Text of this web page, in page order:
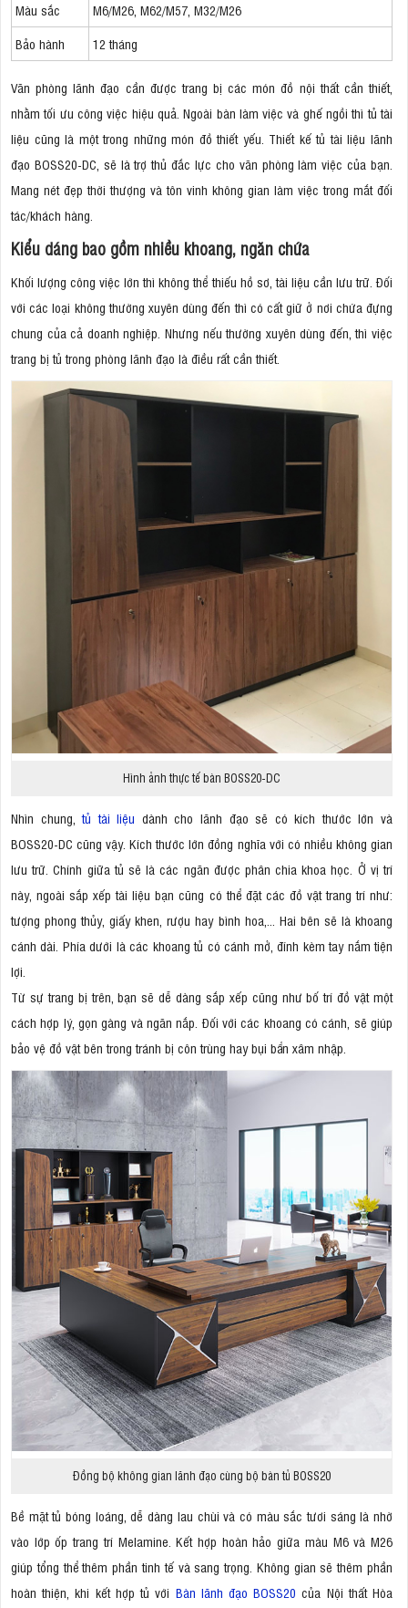
Màu sắc
M6/M26, M62/M57, M32/M26
Bảo hành
12 tháng
Văn phòng lãnh đạo cần được trang bị các món đồ nội thất cần thiết,
nhằm tối ưu công việc hiệu quả. Ngoài bàn làm việc và ghế ngồi thì tủ tài
liệu cũng là một trong những món đồ thiết yếu. Thiết kế tủ tài liệu lãnh
đạo BOSS20-DC, sẽ là trợ thủ đắc lực cho văn phòng làm việc của bạn.
Mang nét đẹp thời thượng và tôn vinh không gian làm việc trong mắt đối
tác/khách hàng.
Kiểu dáng bao gồm nhiều khoang, ngăn chứa
Khối lượng công việc lớn thì không thể thiếu hồ sơ, tài liệu cần lưu trữ. Đối
với các loại không thường xuyên dùng đến thì có cất giữ ở nơi chứa đựng
chung của cả doanh nghiệp. Nhưng nếu thường xuyên dùng đến, thì việc
trang bị tủ trong phòng lãnh đạo là điều rất cần thiết.
Hình ảnh thực tế bàn BOSS20-DC
Nhìn chung,tủ tài liệu dành cho lãnh đạo sẽ có kích thước lớn và
BOSS20-DC cũng vậy. Kích thước lớn đồng nghĩa với có nhiều không gian
lưu trữ. Chính giữa tủ sẽ là các ngăn được phân chia khoa học. Ở vị trí
này, ngoài sắp xếp tài liệu bạn cũng có thể đặt các đồ vật trang trí như:
tượng phong thủy, giấy khen, rượu hay bình hoa,... Hai bên sẽ là khoang
cánh dài. Phía dưới là các khoang tủ có cánh mở, đính kèm tay nắm tiện
lợi.
Từ sự trang bị trên, bạn sẽ dễ dàng sắp xếp cũng như bố trí đồ vật một
cách hợp lý, gọn gàng và ngăn nắp. Đối với các khoang có cánh, sẽ giúp
bảo vệ đồ vật bên trong tránh bị côn trùng hay bụi bẩn xâm nhập.
Đồng bộ không gian lãnh đạo cùng bộ bàn tủ BOSS20
Bề mặt tủ bóng loáng, dễ dàng lau chùi và có màu sắc tươi sáng là nhờ
vào lớp ốp trang trí Melamine. Kết hợp hoàn hảo giữa màu M6 và M26
giúp tổng thể thêm phần tinh tế và sang trọng. Không gian sẽ thêm phần
hoàn thiện, khi kết hợp tủ với Bàn lãnh đạo BOSS20 của Nội thất Hòa